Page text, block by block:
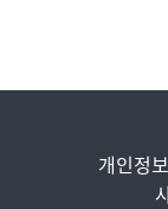
개인정